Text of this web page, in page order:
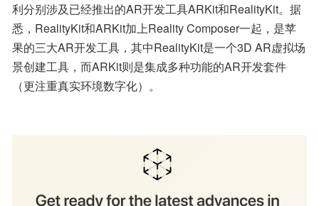
利分别涉及已经推出的AR开发工具ARKit和RealityKit。据
悉，RealityKit和ARKit加上Reality Composer一起，是苹
果的三大AR开发工具，其中RealityKit是一个3D AR虚拟场
景创建工具，而ARKit则是集成多种功能的AR开发套件
（更注重真实环境数字化）。